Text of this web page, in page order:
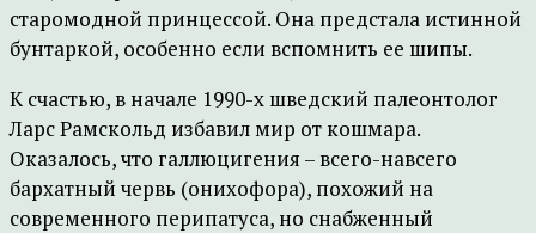
старомодной принцессой. Она предстала истинной
бунтаркой, особенно если вспомнить ее шипы.
К счастью, в начале 1990-х шведский палеонтолог
Ларс Рамскольд избавил мир от кошмара.
Оказалось, что галлюцигения – всего-навсего
бархатный червь (онихофора), похожий на
современного перипатуса, но снабженный